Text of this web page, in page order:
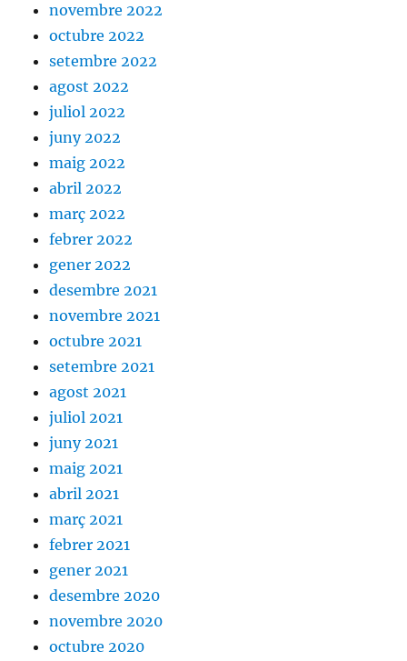
novembre 2022
octubre 2022
setembre 2022
agost 2022
juliol 2022
juny 2022
maig 2022
abril 2022
març 2022
febrer 2022
gener 2022
desembre 2021
novembre 2021
octubre 2021
setembre 2021
agost 2021
juliol 2021
juny 2021
maig 2021
abril 2021
març 2021
febrer 2021
gener 2021
desembre 2020
novembre 2020
octubre 2020